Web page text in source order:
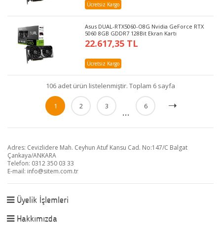
Ücretsiz Kargo
Asus DUAL-RTX5060-O8G Nvidia GeForce RTX
5060 8GB GDDR7 128Bit Ekran Kartı
22.617,35 TL
Ücretsiz Kargo
106 adet ürün listelenmiştir. Toplam 6 sayfa
1 2 3 ... 6
Adres: Cevizlidere Mah. Ceyhun Atuf Kansu Cad. No:147/C Balgat
Çankaya/ANKARA
Telefon: 0312 350 03 33
E-mail: info@sitem.com.tr
Üyelik İşlemleri
Hakkımızda